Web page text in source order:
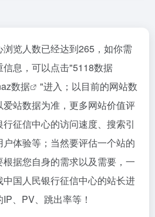
览人数已经达到265，如你需
息，可以点击"5118数据
数据
"进入；以目前的网站数
站数据为准，更多网站价值评
征信中心的访问速度、搜索引
体验等；当然要评估一个站的
据您自身的需求以及需要，一
国人民银行征信中心的站长进
、PV、跳出率等！